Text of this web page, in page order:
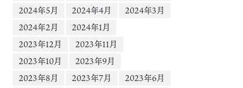
2024年5月
2024年4月
2024年3月
2024年2月
2024年1月
2023年12月
2023年11月
2023年10月
2023年9月
2023年8月
2023年7月
2023年6月